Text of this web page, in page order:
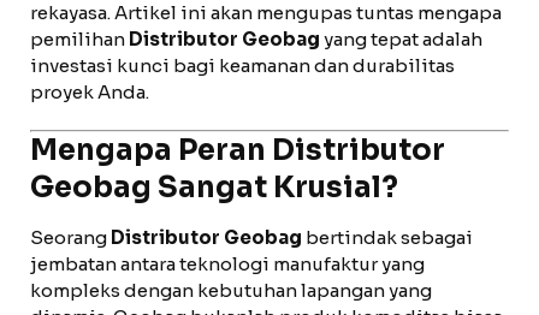
rekayasa. Artikel ini akan mengupas tuntas mengapa
pemilihan Distributor Geobag yang tepat adalah
investasi kunci bagi keamanan dan durabilitas
proyek Anda.
Mengapa Peran Distributor
Geobag Sangat Krusial?
Seorang Distributor Geobag bertindak sebagai
jembatan antara teknologi manufaktur yang
kompleks dengan kebutuhan lapangan yang